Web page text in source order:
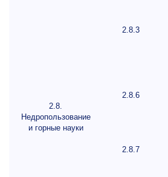
2.8.
Недропользование
и горные науки
2.8.3
2.8.6
2.8.7